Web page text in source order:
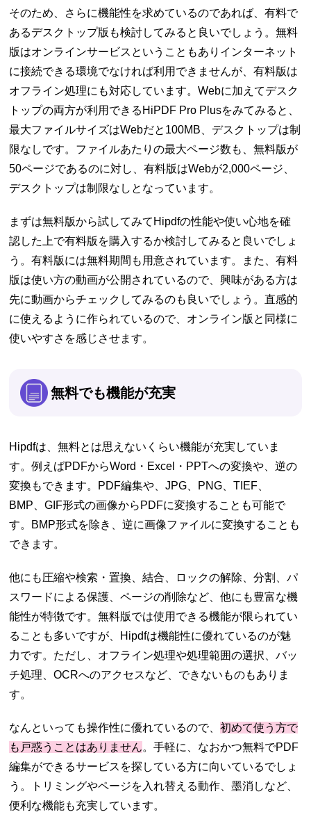
そのため、さらに機能性を求めているのであれば、有料で
あるデスクトップ版も検討してみると良いでしょう。無料
版はオンラインサービスということもありインターネット
に接続できる環境でなければ利用できませんが、有料版は
オフライン処理にも対応しています。Webに加えてデスク
トップの両方が利用できるHiPDF Pro Plusをみてみると、
最大ファイルサイズはWebだと100MB、デスクトップは制
限なしです。ファイルあたりの最大ページ数も、無料版が
50ページであるのに対し、有料版はWebが2,000ページ、
デスクトップは制限なしとなっています。
まずは無料版から試してみてHipdfの性能や使い心地を確
認した上で有料版を購入するか検討してみると良いでしょ
う。有料版には無料期間も用意されています。また、有料
版は使い方の動画が公開されているので、興味がある方は
先に動画からチェックしてみるのも良いでしょう。直感的
に使えるように作られているので、オンライン版と同様に
使いやすさを感じさせます。
無料でも機能が充実
Hipdfは、無料とは思えないくらい機能が充実していま
す。例えばPDFからWord・Excel・PPTへの変換や、逆の
変換もできます。PDF編集や、JPG、PNG、TIEF、
BMP、GIF形式の画像からPDFに変換することも可能で
す。BMP形式を除き、逆に画像ファイルに変換することも
できます。
他にも圧縮や検索・置換、結合、ロックの解除、分割、パ
スワードによる保護、ページの削除など、他にも豊富な機
能性が特徴です。無料版では使用できる機能が限られてい
ることも多いですが、Hipdfは機能性に優れているのが魅
力です。ただし、オフライン処理や処理範囲の選択、バッ
チ処理、OCRへのアクセスなど、できないものもありま
す。
なんといっても操作性に優れているので、初めて使う方で
も戸惑うことはありません。手軽に、なおかつ無料でPDF
編集ができるサービスを探している方に向いているでしょ
う。トリミングやページを入れ替える動作、墨消しなど、
便利な機能も充実しています。